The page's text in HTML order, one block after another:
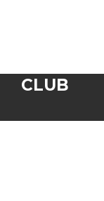
CLUB